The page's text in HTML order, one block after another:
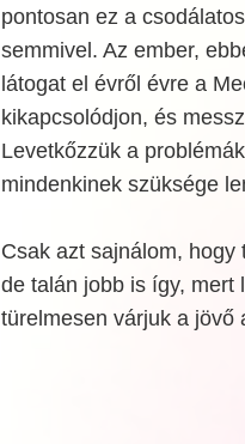
pontosan ez a
semmivel. Az ember,
látogat el évről évre a
kikapcsolódjon, és
Levetkőzzük a
mindenkinek szüksége
Csak azt sajnálom,
de talán jobb is így, mert
türelmesen várjuk a